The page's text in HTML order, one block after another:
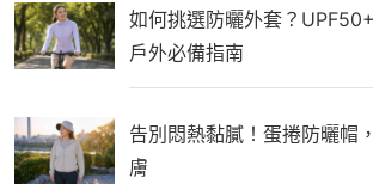
如何挑選防曬外套？
戶外必備指南
告別悶熱黏膩！蛋捲防曬帽
膚